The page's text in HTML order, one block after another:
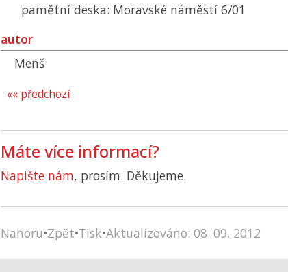
pamětní deska: Moravské náměstí 6/01
autor
Menš
«« předchozí
Máte více informací?
Napište nám, prosím. Děkujeme.
Nahoru•Zpět•Tisk•Aktualizováno: 08. 09. 2012